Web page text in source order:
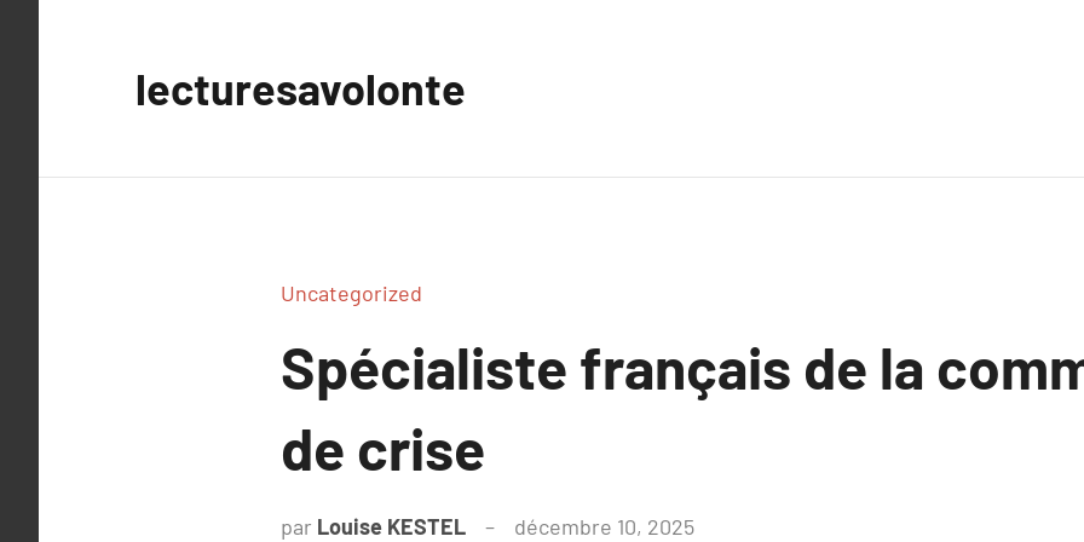
lecturesavolonte
Uncategorized
Spécialiste français de la
de crise
par Louise KESTEL décembre 10, 2025